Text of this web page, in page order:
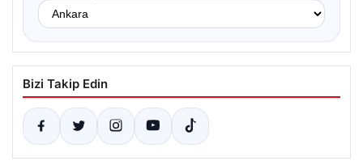
Bizi Takip Edin